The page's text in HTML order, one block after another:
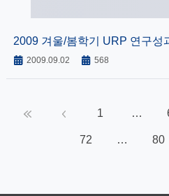
2009 겨울/봄학기 URP 연구성
2009.09.02 568
« ‹ 1 …
72 … 80